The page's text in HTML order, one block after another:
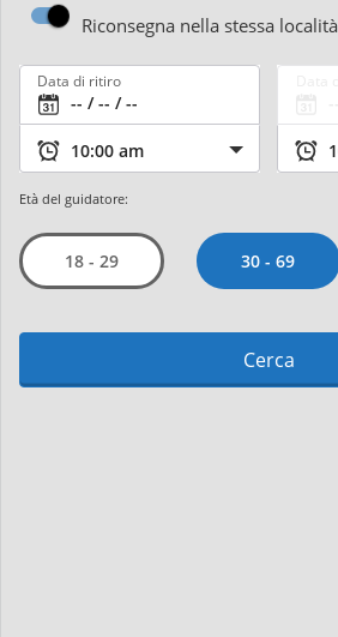
Riconsegna nella stessa località
Data di ritiro
Età del guidatore:
18 - 29 30 - 69
Cerca